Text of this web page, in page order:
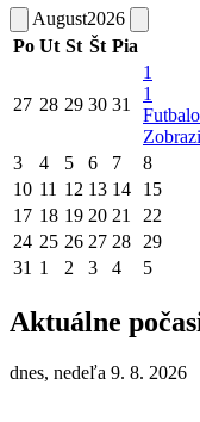
August2026
Po Ut St Št Pia
27 28 29 30 31
1
1
3 4 5 6 7 8
10 11 12 13 14 15
17 18 19 20 21 22
24 25 26 27 28 29
31 1 2 3 4 5
Aktuálne
dnes, nedeľa 9. 8. 2026